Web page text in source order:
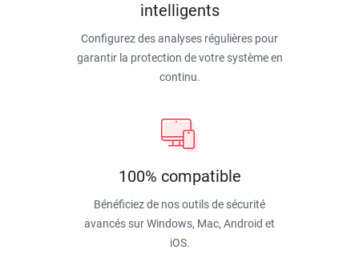
intelligents
Configurez des analyses régulières pour
garantir la protection de votre système en
continu.
100% compatible
Bénéficiez de nos outils de sécurité
avancés sur Windows, Mac, Android et
iOS.